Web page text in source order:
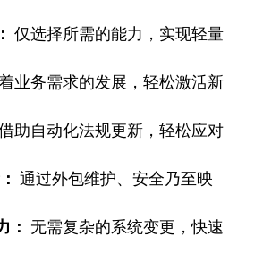
仅选择所需的能力，实现轻量
业务需求的发展，轻松激活新
助自动化法规更新，轻松应对
通过外包维护、安全乃至映
： 无需复杂的系统变更，快速